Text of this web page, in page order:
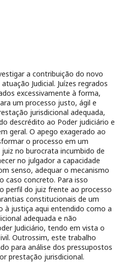
a contribuição do novo
Judicial. Juízes regrados
excessivamente à forma,
um processo justo, ágil e
jurisdicional adequada,
descrédito ao Poder judiciário e
geral. O apego exagerado ao
o processo em um
no burocrata incumbido de
no julgador a capacidade
senso, adequar o mecanismo
caso concreto. Para isso
perfil do juiz frente ao processo
constitucionais de um
à justiça aqui entendido como a
adequada e não
Judiciário, tendo em vista o
Outrossim, este trabalho
para análise dos pressupostos
prestação jurisdicional.